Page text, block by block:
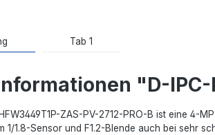
Tab 1
"D-IPC-
ZAS-PV-2712-PRO-B ist eine
1/1.8-Sensor und F1.2-Blende auch bei sehr